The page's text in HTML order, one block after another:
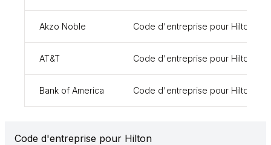
Akzo Noble Code d'entreprise pour Hilton
AT&T Code d'entreprise pour Hilton
Bank of America Code d'entreprise pour Hilton
Code d'entreprise pour Hilton